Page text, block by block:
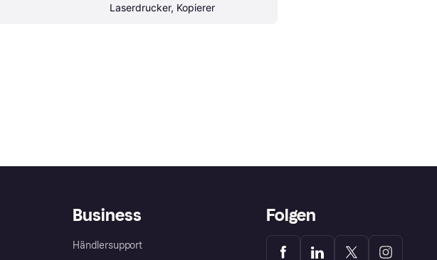
Laserdrucker, Kopierer
Business
Händlersupport
Folgen